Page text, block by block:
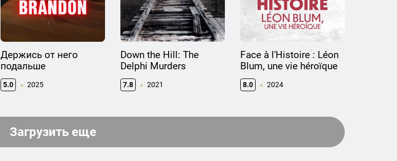
Держись от него
подальше
5.0 2025
Down the Hill: The
Delphi Murders
7.8 2021
Face à l'Histoire : Léon
Blum, une vie héroïque
8.0 2024
Загрузить еще